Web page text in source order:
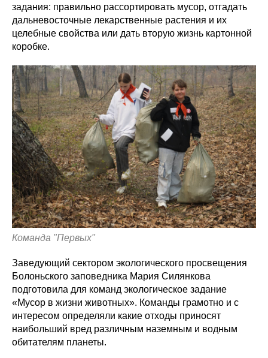
задания: правильно рассортировать мусор, отгадать
дальневосточные лекарственные растения и их
целебные свойства или дать вторую жизнь картонной
коробке.
Команда "Первых"
Заведующий сектором экологического просвещения
Болоньского заповедника Мария Силянкова
подготовила для команд экологическое задание
«Мусор в жизни животных». Команды грамотно и с
интересом определяли какие отходы приносят
наибольший вред различным наземным и водным
обитателям планеты.